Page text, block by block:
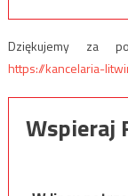
Dziękujemy za
https://kancelaria-
Wspieraj